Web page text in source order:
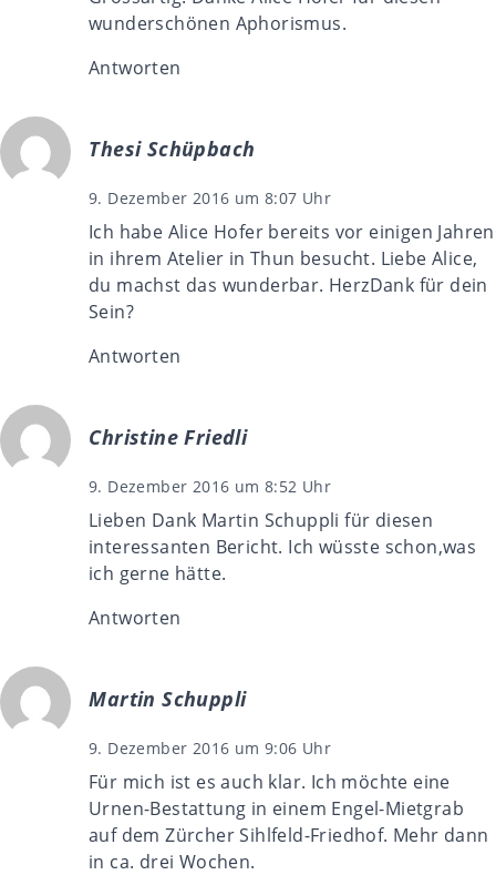
wunderschönen Aphorismus.
Antworten
Thesi Schüpbach
9. Dezember 2016 um 8:07 Uhr
Ich habe Alice Hofer bereits vor einigen Jahren
in ihrem Atelier in Thun besucht. Liebe Alice,
du machst das wunderbar. HerzDank für dein
Sein?
Antworten
Christine Friedli
9. Dezember 2016 um 8:52 Uhr
Lieben Dank Martin Schuppli für diesen
interessanten Bericht. Ich wüsste schon,was
ich gerne hätte.
Antworten
Martin Schuppli
9. Dezember 2016 um 9:06 Uhr
Für mich ist es auch klar. Ich möchte eine
Urnen-Bestattung in einem Engel-Mietgrab
auf dem Zürcher Sihlfeld-Friedhof. Mehr dann
in ca. drei Wochen.